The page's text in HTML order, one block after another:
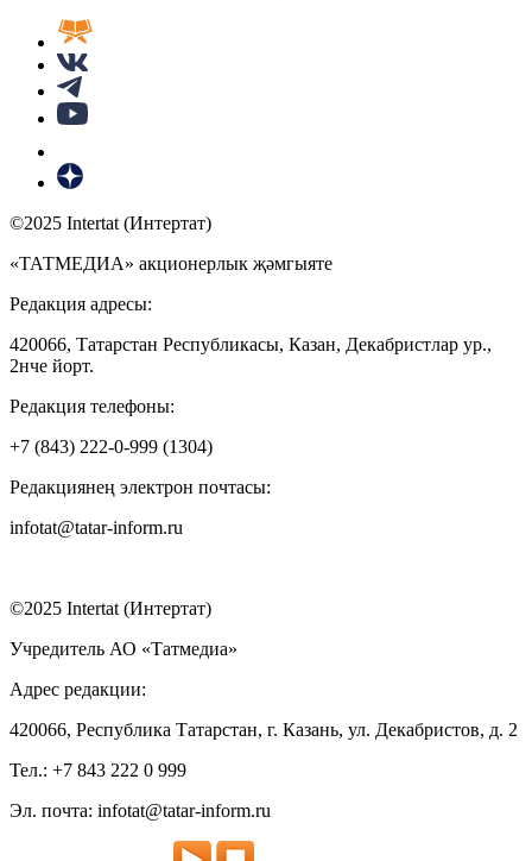
©2025 Intertat (Интертат)
«ТАТМЕДИА» акционерлык җәмгыяте
Редакция адресы:
420066, Татарстан Республикасы, Казан, Декабристлар ур.,
2нче йорт.
Редакция телефоны:
+7 (843) 222-0-999 (1304)
Редакциянең электрон почтасы:
infotat@tatar-inform.ru
©2025 Intertat (Интертат)
Учредитель АО «Татмедиа»
Адрес редакции:
420066, Республика Татарстан, г. Казань, ул. Декабристов, д. 2
Тел.: +7 843 222 0 999
Эл. почта: infotat@tatar-inform.ru